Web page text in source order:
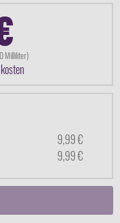
Milliliter)
9,99 €
9,99 €